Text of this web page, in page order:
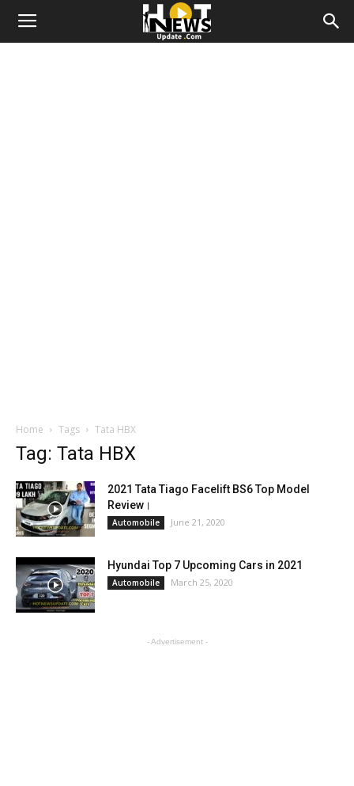
Home Tags Tata HBX
Tag: Tata HBX
2021 Tata Tiago Facelift BS6 Top Model
Review।
Automobile June 21, 2020
Hyundai Top 7 Upcoming Cars in 2021
Automobile March 25, 2020
- Advertisement -